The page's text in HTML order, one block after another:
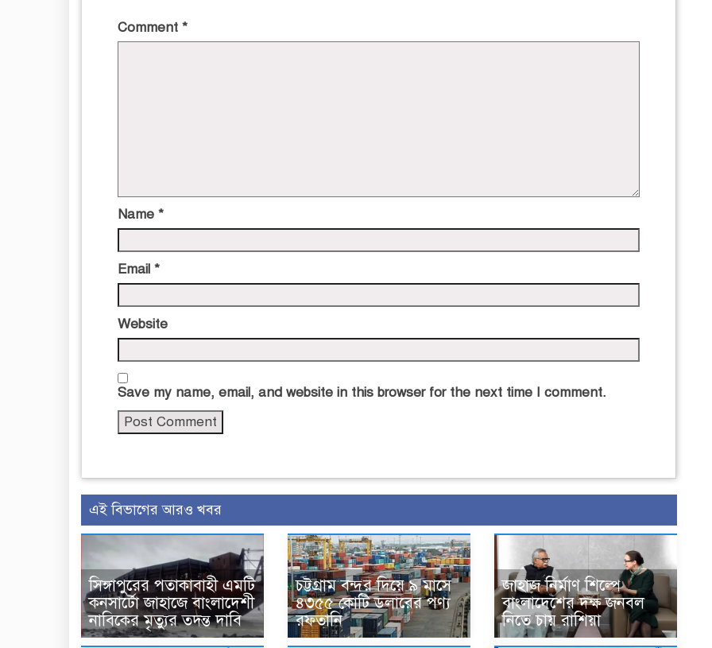
Comment *
Name *
Email *
Website
Save my name, email, and website in this browser for the next time I comment.
এই বিভাগের আরও খবর
সিঙ্গাপুরের পতাকাবাহী এমটি
কনসার্টো জাহাজে বাংলাদেশী
নাবিকের মৃত্যুর তদন্ত দাবি
চট্টগ্রাম বন্দর দিয়ে ৯ মাসে
৪৩৫৫ কোটি ডলারের পণ্য
রফতানি
জাহাজ নির্মাণ শিল্পে
বাংলাদেশের দক্ষ জনবল
নিতে চায় রাশিয়া